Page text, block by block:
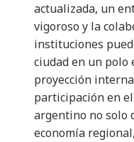
actualizada, un
vigoroso y la
instituciones
ciudad en un polo
proyección
participación en
argentino no solo
economía